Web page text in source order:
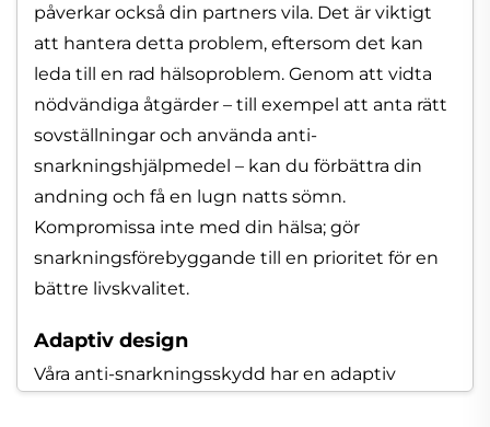
påverkar också din partners vila. Det är viktigt
att hantera detta problem, eftersom det kan
leda till en rad hälsoproblem. Genom att vidta
nödvändiga åtgärder – till exempel att anta rätt
sovställningar och använda anti-
snarkningshjälpmedel – kan du förbättra din
andning och få en lugn natts sömn.
Kompromissa inte med din hälsa; gör
snarkningsförebyggande till en prioritet för en
bättre livskvalitet.
Adaptiv design
Våra anti-snarkningsskydd har en adaptiv